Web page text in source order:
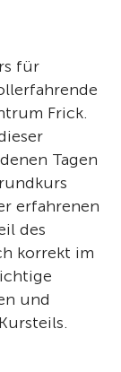
für
Frick.
Tagen
erfahrenen
des
korrekt im
und